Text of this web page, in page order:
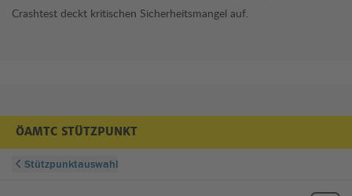
Crashtest deckt kritischen Sicherheitsmangel auf.
ÖAMTC STÜTZPUNKT